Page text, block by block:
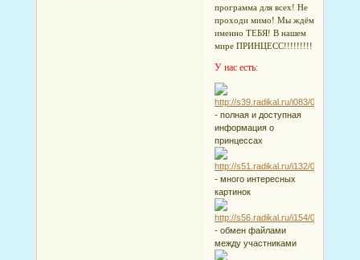
программа для всех! Не
проходи мимо! Мы ждём
именно ТЕБЯ! В нашем
мире ПРИНЦЕСС!!!!!!!!!
У нас есть:
- полная и доступная
информация о
принцессах
- много интересных
картинок
- обмен файлами
между участниками